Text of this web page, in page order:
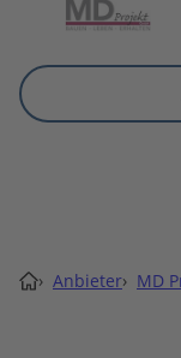
› Anbieter› MD